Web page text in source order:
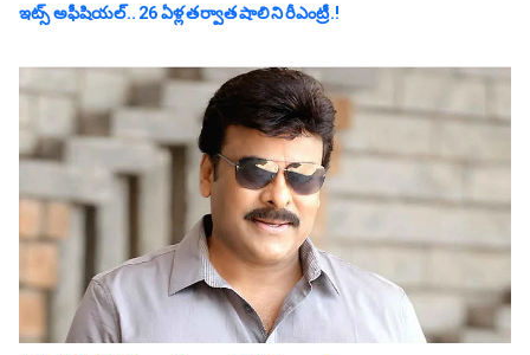
ఇట్స్ అఫీషియ‌ల్‌.. 26 ఏళ్ల తర్వాత షాలిని రీఎంట్రీ.!